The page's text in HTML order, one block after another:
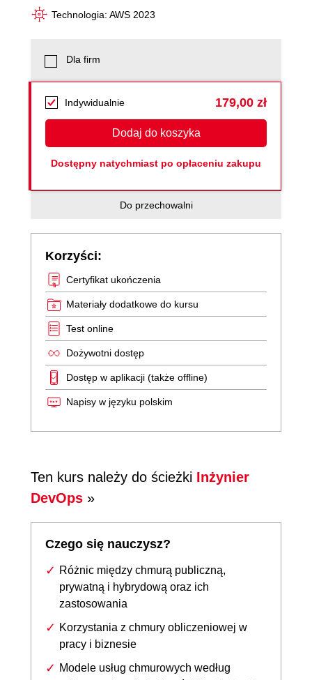
Technologia: AWS 2023
Dla firm
Indywidualnie 179,00 zł
Dodaj do koszyka
Dostępny natychmiast po opłaceniu zakupu
Do przechowalni
Korzyści:
Certyfikat ukończenia
Materiały dodatkowe do kursu
Test online
Dożywotni dostęp
Dostęp w aplikacji (także offline)
Napisy w języku polskim
Ten kurs należy do ścieżki Inżynier
DevOps »
Czego się nauczysz?
Różnic między chmurą publiczną,
prywatną i hybrydową oraz ich
zastosowania
Korzystania z chmury obliczeniowej w
pracy i biznesie
Modele usług chmurowych według